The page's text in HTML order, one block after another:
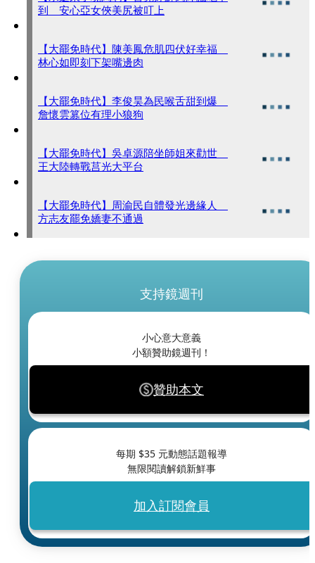
到 安心亞女俠美尻被叮上
【大罷免時代】陳美鳳危肌四伏好幸福
林心如即刻下架嘴邊肉
【大罷免時代】李俊昊為民喉舌甜到爆
詹懷雲篡位有理小狼狗
【大罷免時代】吳卓源陪坐師姐來勸世
王大陸轉戰莒光大平台
【大罷免時代】周渝民自體發光邊緣人
方志友罷免嬌妻不通過
支持鏡週刊
小心意大意義
小額贊助鏡週刊！
贊助本文
每期 $35 元動態話題報導
無限閱讀解鎖新鮮事
加入訂閱會員